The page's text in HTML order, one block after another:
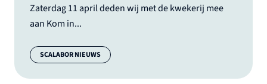
Zaterdag 11 april deden wij met de kwekerij mee
aan Kom in...
Categorie:
SCALABOR NIEUWS